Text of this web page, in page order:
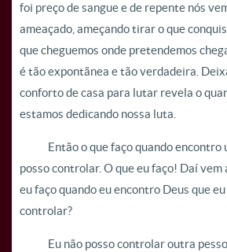
foi preço de sangue e de repente nós
ameaçado, ameçando tirar o que
que cheguemos onde pretendemos
é tão expontãnea e tão verdadeira.
conforto de casa para lutar revela o
estamos dedicando nossa luta.
Então o que faço quando encontro
posso controlar. O que eu faço! Daí vem
eu faço quando eu encontro Deus que
controlar?
Eu não posso controlar outra